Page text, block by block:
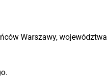
Warszawy, województwa